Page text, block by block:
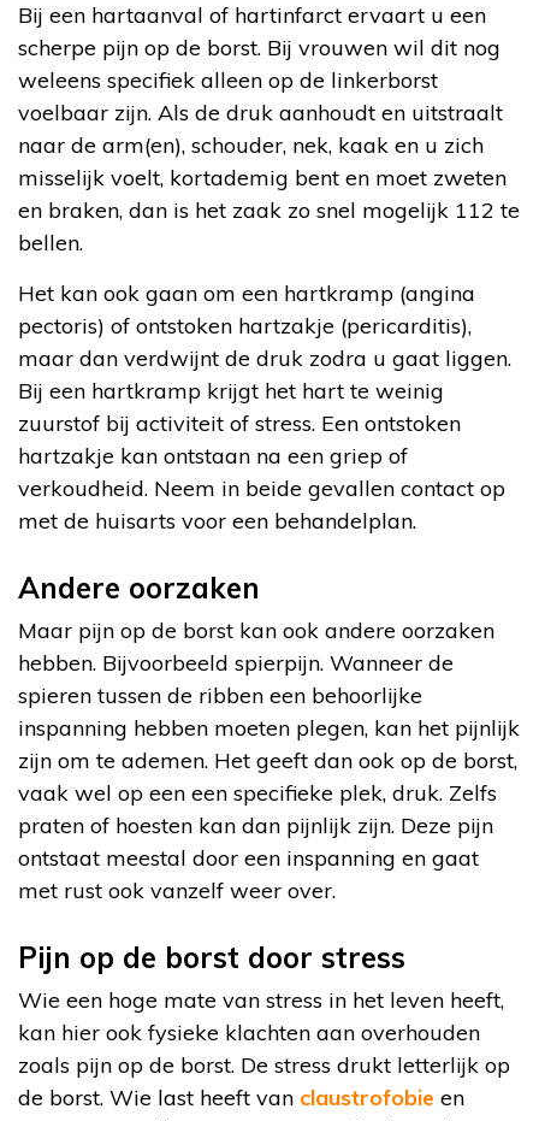
Bij een hartaanval of hartinfarct ervaart u een
scherpe pijn op de borst. Bij vrouwen wil dit nog
weleens specifiek alleen op de linkerborst
voelbaar zijn. Als de druk aanhoudt en uitstraalt
naar de arm(en), schouder, nek, kaak en u zich
misselijk voelt, kortademig bent en moet zweten
en braken, dan is het zaak zo snel mogelijk 112 te
bellen.
Het kan ook gaan om een hartkramp (angina
pectoris) of ontstoken hartzakje (pericarditis),
maar dan verdwijnt de druk zodra u gaat liggen.
Bij een hartkramp krijgt het hart te weinig
zuurstof bij activiteit of stress. Een ontstoken
hartzakje kan ontstaan na een griep of
verkoudheid. Neem in beide gevallen contact op
met de huisarts voor een behandelplan.
Andere oorzaken
Maar pijn op de borst kan ook andere oorzaken
hebben. Bijvoorbeeld spierpijn. Wanneer de
spieren tussen de ribben een behoorlijke
inspanning hebben moeten plegen, kan het pijnlijk
zijn om te ademen. Het geeft dan ook op de borst,
vaak wel op een een specifieke plek, druk. Zelfs
praten of hoesten kan dan pijnlijk zijn. Deze pijn
ontstaat meestal door een inspanning en gaat
met rust ook vanzelf weer over.
Pijn op de borst door stress
Wie een hoge mate van stress in het leven heeft,
kan hier ook fysieke klachten aan overhouden
zoals pijn op de borst. De stress drukt letterlijk op
de borst. Wie last heeft van claustrofobie en